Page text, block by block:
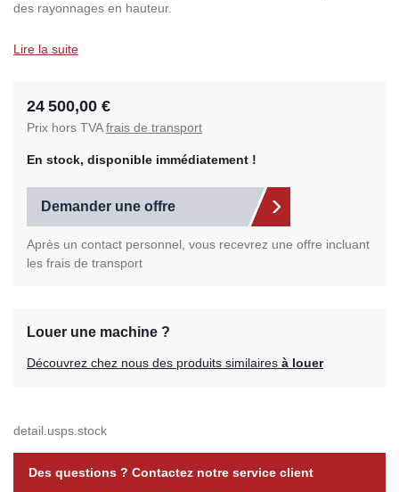
des rayonnages en hauteur.
Lire la suite
24 500,00 €
Prix hors TVAfrais de transport
En stock, disponible immédiatement !
Demander une offre
Après un contact personnel, vous recevrez une offre incluant
les frais de transport
Louer une machine ?
Découvrez chez nous des produits similaires à louer
detail.usps.stock
Des questions ? Contactez notre service client